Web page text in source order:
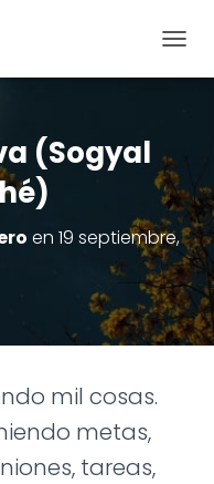
A
R
M
O
D
O
D
E
N
A
(Sogyal
en 19 septiembre,
mil cosas.
metas,
tareas,